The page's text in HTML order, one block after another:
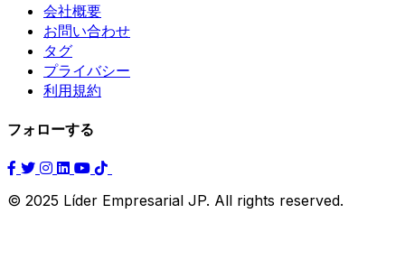
会社概要
お問い合わせ
タグ
プライバシー
利用規約
フォローする
© 2025 Líder Empresarial JP. All rights reserved.